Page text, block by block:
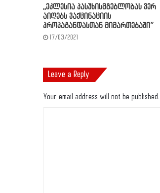
,,ეკლესია პასუხისმგებლობას ვერ
აიღებს ვაქცინაციის
პროპაგანდასთან მიმართებაში”
17/03/2021
Leave a Reply
Your email address will not be published.